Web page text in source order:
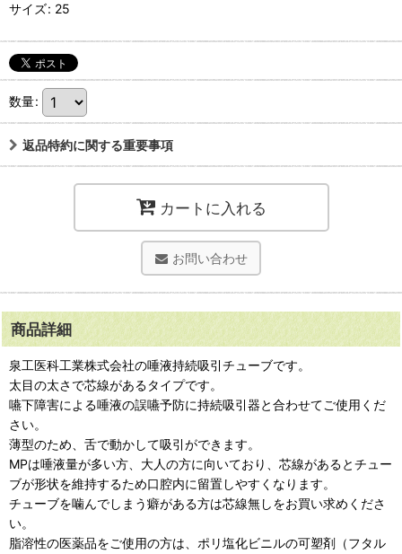
サイズ: 25
数量:
返品特約に関する重要事項
カートに入れる
お問い合わせ
商品詳細
泉工医科工業株式会社の唾液持続吸引チューブです。
太目の太さで芯線があるタイプです。
嚥下障害による唾液の誤嚥予防に持続吸引器と合わせてご使用くだ
さい。
薄型のため、舌で動かして吸引ができます。
MPは唾液量が多い方、大人の方に向いており、芯線があるとチュー
ブが形状を維持するため口腔内に留置しやすくなります。
チューブを噛んでしまう癖がある方は芯線無しをお買い求めくださ
い。
脂溶性の医薬品をご使用の方は、ポリ塩化ビニルの可塑剤（フタル